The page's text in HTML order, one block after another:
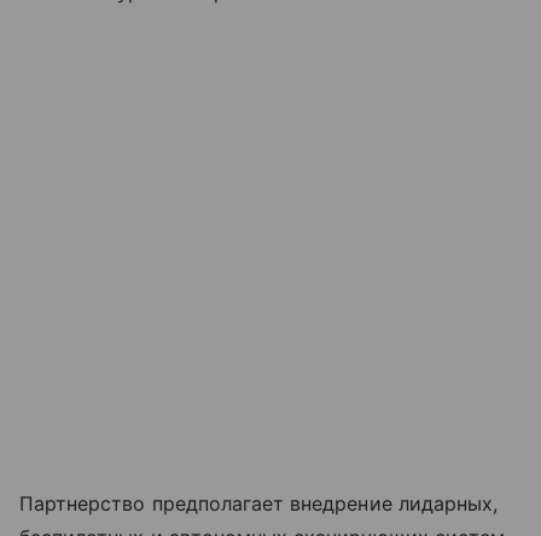
Партнерство предполагает внедрение лидарных,